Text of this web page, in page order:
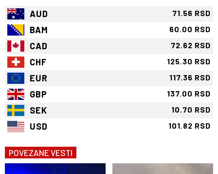
AUD 71.56 RSD
BAM 60.00 RSD
CAD 72.62 RSD
CHF 125.30 RSD
EUR 117.36 RSD
GBP 137.00 RSD
SEK 10.70 RSD
USD 101.82 RSD
POVEZANE VESTI